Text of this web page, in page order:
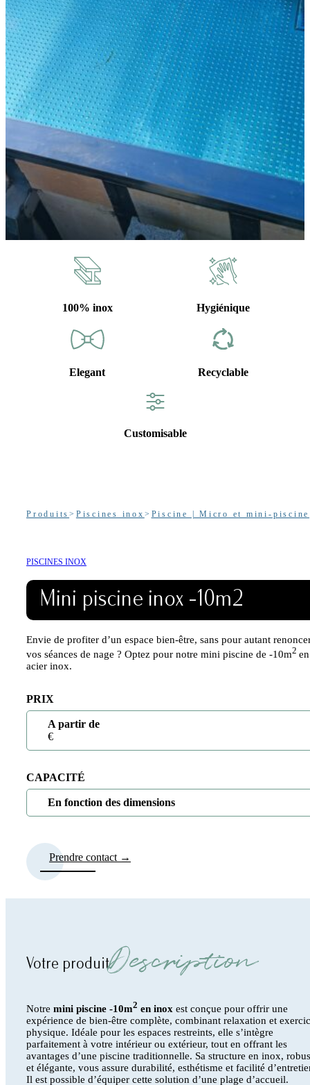
Produits> Piscines inox > Piscine | Micro et mini-piscine
PISCINES INOX
Mini piscine inox -10m2
Envie de profiter d’un espace bien-être, sans pour autant
vos séances de nage ? Optez pour notre mini piscine de -10m2 en
acier inox.
PRIX
A partir de
€
CAPACITÉ
En fonction des dimensions
Prendre contact →
100% inox Hygiénique
Elegant Recyclable
Customisable
Votre produitDescription
Notre mini piscine -10m2 en inox est conçue pour offrir une
expérience de bien-être complète, combinant relaxation et
physique. Idéale pour les espaces restreints, elle s’intègre
parfaitement à votre intérieur ou extérieur, tout en offrant les
avantages d’une piscine traditionnelle. Sa structure en inox,
et élégante, vous assure durabilité, esthétisme et facilité
Il est possible d’équiper cette solution d’une plage d’accueil.